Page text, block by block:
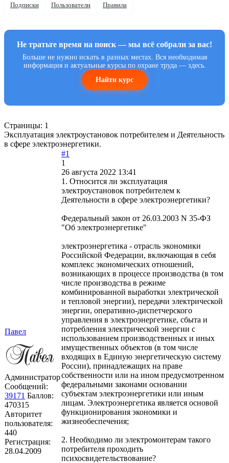
Подписки Пользователи Правила
Не тратьте время на поиск — мы всё собрали за вас!
Больше не нужно искать в разных местах. Вся необходимая
информация и актуальные курсы по охране труда — здесь.
Найти курс
Страницы: 1
Эксплуатация электроустановок потребителем и Деятельность
в сфере электроэнергетики.
Павел
Администратор
Сообщений:
39171 Баллов:
470315
Авторитет
пользователя:
440
Регистрация:
28.04.2009
#1
1
26 августа 2022 13:41
1. Относится ли эксплуатация
электроустановок потребителем к
Деятельности в сфере электроэнергетики?
Федеральный закон от 26.03.2003 N 35-ФЗ
"Об электроэнергетике"
электроэнергетика - отрасль экономики
Российской Федерации, включающая в себя
комплекс экономических отношений,
возникающих в процессе производства (в том
числе производства в режиме
комбинированной выработки электрической
и тепловой энергии), передачи электрической
энергии, оперативно-диспетчерского
управления в электроэнергетике, сбыта и
потребления электрической энергии с
использованием производственных и иных
имущественных объектов (в том числе
входящих в Единую энергетическую систему
России), принадлежащих на праве
собственности или на ином предусмотренном
федеральными законами основании
субъектам электроэнергетики или иным
лицам. Электроэнергетика является основой
функционирования экономики и
жизнеобеспечения;
2. Необходимо ли электромонтерам такого
потребителя проходить
психосвидетельствование?